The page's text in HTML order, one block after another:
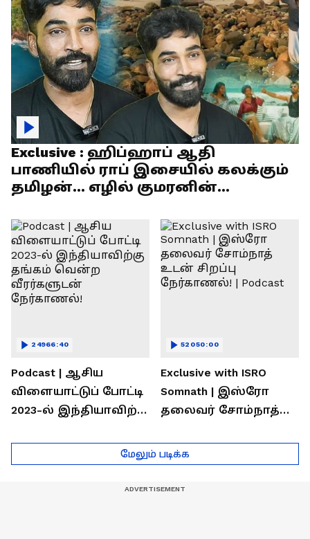
Exclusive : ஹிப்ஹாப் ஆதி
பாணியில் ராப் இசையில் கலக்கும்
தமிழன்... எழில் குமரனின்
Podcast | ஆசிய
விளையாட்டுப் போட்டி
2023-ல் இந்தியாவிற்கு
வீரர்களுடன்
நேர்காணல்!
24966:40
Exclusive with ISRO
Somnath | இஸ்ரோ
தலைவர் சோம்நாத்
நேர்காணல்! | Podcast
52050:00
மேலும் படிக்க